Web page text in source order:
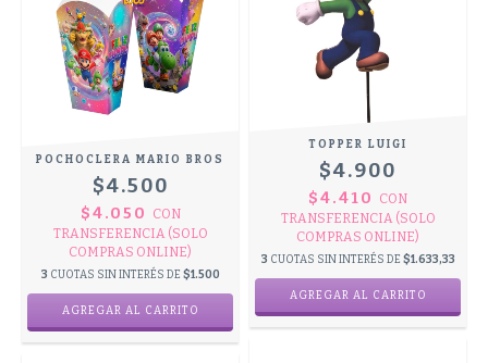
POCHOCLERA MARIO BROS
$4.500
$4.050
CON
TRANSFERENCIA (SOLO
COMPRAS ONLINE)
3 CUOTAS SIN INTERÉS DE $1.500
TOPPER LUIGI
$4.900
$4.410
CON
TRANSFERENCIA (SOLO
COMPRAS ONLINE)
3 CUOTAS SIN INTERÉS DE $1.633,33